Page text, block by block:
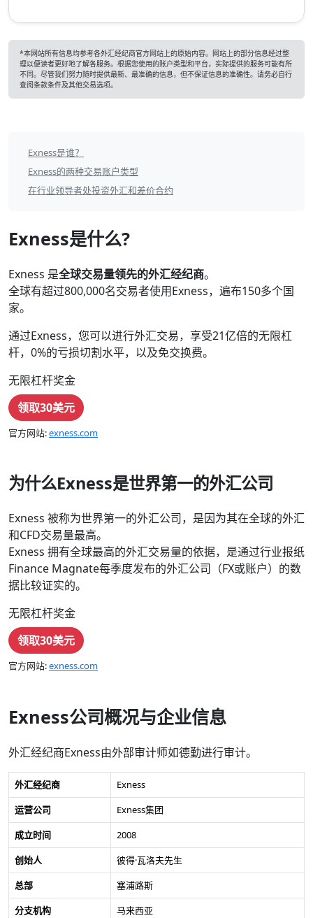
*本网站所有信息均参考各外汇经纪商官方网站上的原始内容。网站上的部分信息经过整
理以便读者更好地了解各服务。根据您使用的账户类型和平台，实际提供的服务可能有所
不同。尽管我们努力随时提供最新、最准确的信息，但不保证信息的准确性。请务必自行
查阅条款条件及其他交易选项。
EXNESS
目
录
Exness是谁？
Exness的两种交易账户类型
在行业领导者处投资外汇和差价合约
Exness是什么?
Exness 是全球交易量领先的外汇经纪商。
全球有超过800,000名交易者使用Exness，遍布150多个国
家。
通过Exness，您可以进行外汇交易，享受21亿倍的无限杠
杆，0%的亏损切割水平，以及免交换费。
无限杠杆奖金
领取30美元
官方网站:exness.com
为什么Exness是世界第一的外汇公司
Exness 被称为世界第一的外汇公司，是因为其在全球的外汇
和CFD交易量最高。
Exness 拥有全球最高的外汇交易量的依据，是通过行业报纸
Finance Magnate每季度发布的外汇公司（FX或账户）的数
据比较证实的。
无限杠杆奖金
领取30美元
官方网站:exness.com
Exness公司概况与企业信息
外汇经纪商Exness由外部审计师如德勤进行审计。
外汇经纪商
Exness
运营公司
Exness集团
成立时间
2008
创始人
彼得·瓦洛夫先生
总部
塞浦路斯
分支机构
马来西亚